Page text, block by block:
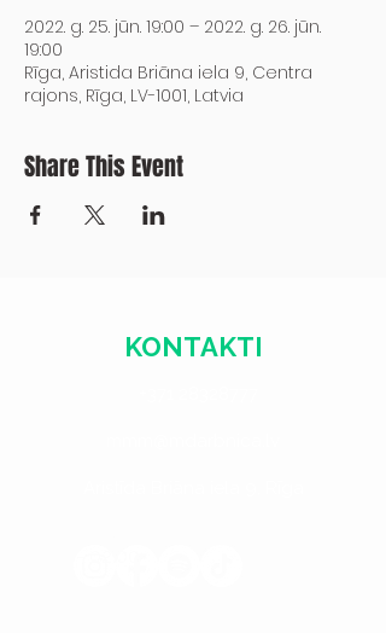
2022. g. 25. jūn. 19:00 – 2022. g. 26. jūn.
19:00
Rīga, Aristida Briāna iela 9, Centra
rajons, Rīga, LV-1001, Latvia
Share This Event
KONTAKTI